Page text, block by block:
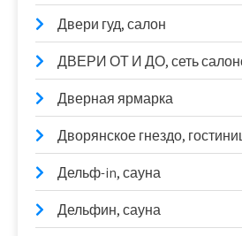
Двери гуд, салон
ДВЕРИ ОТ И ДО, сеть
Дверная ярмарка
Дворянское гнездо,
Дельф-in, сауна
Дельфин, сауна